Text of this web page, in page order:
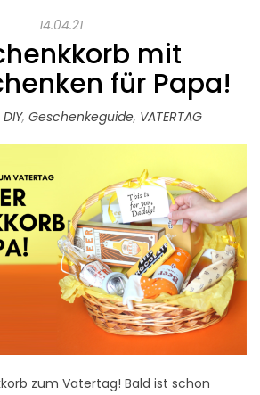
14.04.21
mit
für Papa!
DIY, Geschenkeguide, VATERTAG
zum Vatertag! Bald ist schon